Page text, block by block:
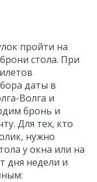
пройти на
стола. При
даты в
Волга и
бронь и
Для тех, кто
нужно
у окна или на
дня недели и